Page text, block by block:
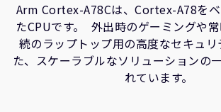
グローバル本社
110 Fulbourn Road
Cambridge, UK
CB1 9NJ
Tel: + 44(1223) 400 400 [main
Fax: + 44(1223) 400 410
Arm Cortex-A78Cは、Cortex-A78を
たCPUです。 外出時のゲーミングや
続のラップトップ用の高度なセキュ
た、スケーラブルなソリューションの
れています。